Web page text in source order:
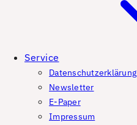
Service
Datenschutzerklärung
Newsletter
E-Paper
Impressum